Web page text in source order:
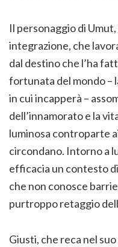
Il personaggio di
integrazione, che
dal destino che l’ha
fortunata del mondo –
in cui incapperà –
dell’innamorato e la
luminosa controparte
circondano. Intorno a
efficacia un contesto
che non conosce
purtroppo retaggio
Giusti, che reca nel